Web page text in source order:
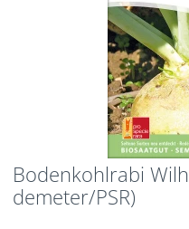
Bodenkohlrabi
demeter/PSR)